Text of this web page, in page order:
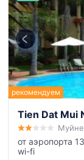
Tien Dat Mui
Муйне
от аэропорта
wi-fi